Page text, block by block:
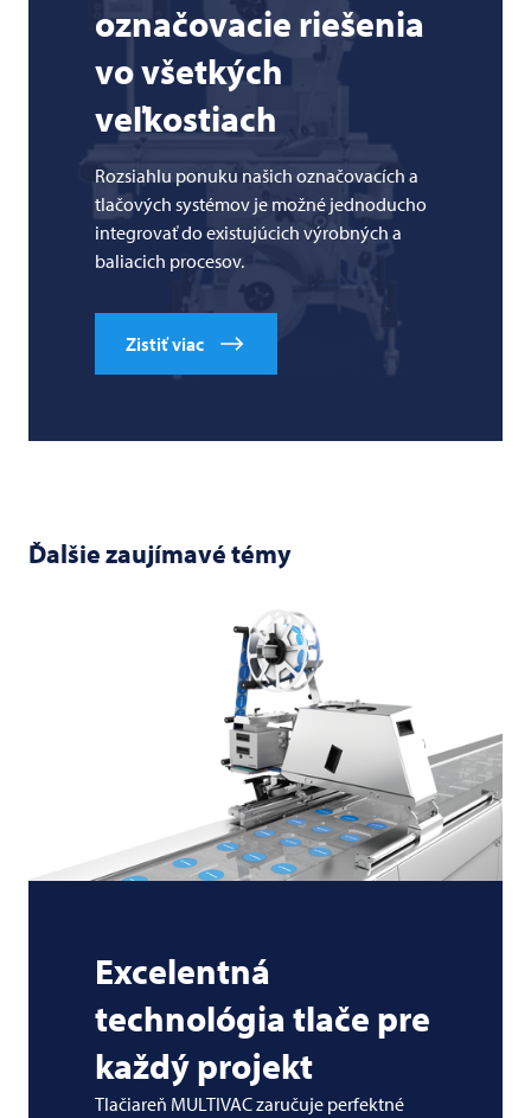
označovacie riešenia
vo všetkých
veľkostiach
Rozsiahlu ponuku našich označovacích a
tlačových systémov je možné jednoducho
integrovať do existujúcich výrobných a
baliacich procesov.
Zistiť viac
Ďalšie zaujímavé témy
Excelentná
technológia tlače pre
každý projekt
Tlačiareň MULTIVAC zaručuje perfektné